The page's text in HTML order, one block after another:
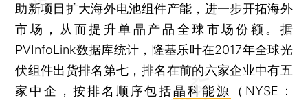
助新项目扩大海外电池组件产能，进一步开拓海外
市场，从而提升单晶产品全球市场份额。据
PVInfoLink数据库统计，隆基乐叶在2017年全球光
伏组件出货排名第七，排名在前的六家企业中有五
家中企，按排名顺序包括晶科能源
（NYSE：